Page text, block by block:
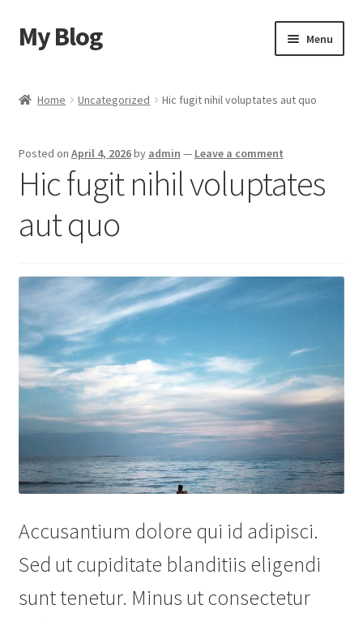
Skip
to
Skip
to
My Blog Menu
Checkout
Shop
Home Uncategorized Hic fugit nihil voluptates aut quo
Posted on April 4, 2026by admin — Leave a comment
Hic fugit nihil voluptates
aut quo
Accusantium dolore qui id adipisci.
Sed ut cupiditate blanditiis eligendi
sunt tenetur. Minus ut consectetur